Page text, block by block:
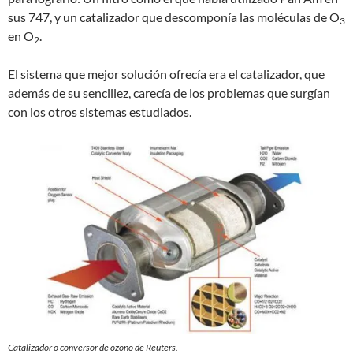
sus 747, y un catalizador que descomponía las moléculas de O3
en O2
El sistema que mejor solución ofrecía era el catalizador, que
además de su sencillez, carecía de los problemas que surgían
con los otros sistemas estudiados.
Catalizador o conversor de ozono de Reuters.